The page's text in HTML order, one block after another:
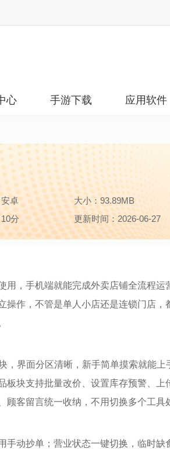
心 手游下载 应用软件
卓
大小：93.89MB
分
更新时间：2026-06-27
用，手机端就能完成外卖店铺全流程运
操作，不管是单人小店还是连锁门店，
界面分区清晰，新手简单摸索就能上
块支持批量改价、设置库存预警、上
客留言统一收纳，不用切换多个工具
手动抄单；营业状态一键切换，临时缺